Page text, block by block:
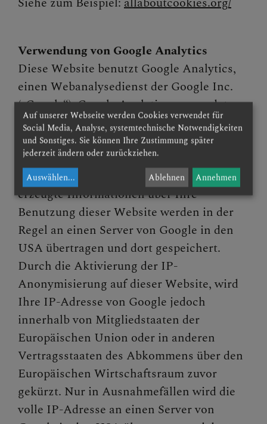
Verwendung von Google Analytics
Diese Website benutzt Google Analytics,
einen Webanalysedienst der Google Inc.
(„Google“). Google Analytics verwendet
sog. „Cookies“, Textdateien, die auf Ihrem
Computer gespeichert werden und die eine
Analyse der Benutzung der Website durch
Sie ermöglichen. Die durch das Cookie
erzeugte Informationen über Ihre
Benutzung dieser Website werden in der
Regel an einen Server von Google in den
USA übertragen und dort gespeichert.
Durch die Aktivierung der IP-
Anonymisierung auf dieser Website, wird
Ihre IP-Adresse von Google jedoch
innerhalb von Mitgliedstaaten der
Europäischen Union oder in anderen
Vertragsstaaten des Abkommens über den
Europäischen Wirtschaftsraum zuvor
gekürzt. Nur in Ausnahmefällen wird die
volle IP-Adresse an einen Server von
Auf unserer Webseite werden Cookies verwendet für
Social Media, Analyse, systemtechnische Notwendigkeiten
und Sonstiges. Sie können Ihre Zustimmung später
jederzeit ändern oder zurückziehen.
Auswählen... Ablehnen Annehmen